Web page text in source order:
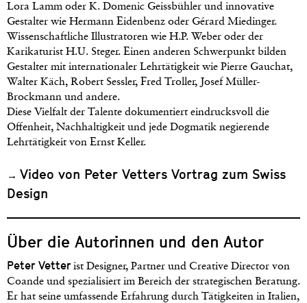
Lora Lamm oder K. Domenic Geissbühler und innovative
Gestalter wie Hermann Eidenbenz oder Gérard Miedinger.
Wissenschaftliche Illustratoren wie H.P. Weber oder der
Karikaturist H.U. Steger. Einen anderen Schwerpunkt bilden
Gestalter mit internationaler Lehrtätigkeit wie Pierre Gauchat,
Walter Käch, Robert Sessler, Fred Troller, Josef Müller-
Brockmann und andere.
Diese Vielfalt der Talente dokumentiert eindrucksvoll die
Offenheit, Nachhaltigkeit und jede Dogmatik negierende
Lehrtätigkeit von Ernst Keller.
→ Video von Peter Vetters Vortrag zum Swiss
Design
Über die Autorinnen und den Autor
Peter Vetterist Designer, Partner und Creative Director von
Coande und spezialisiert im Bereich der strategischen Beratung.
Er hat seine umfassende Erfahrung durch Tätigkeiten in Italien,